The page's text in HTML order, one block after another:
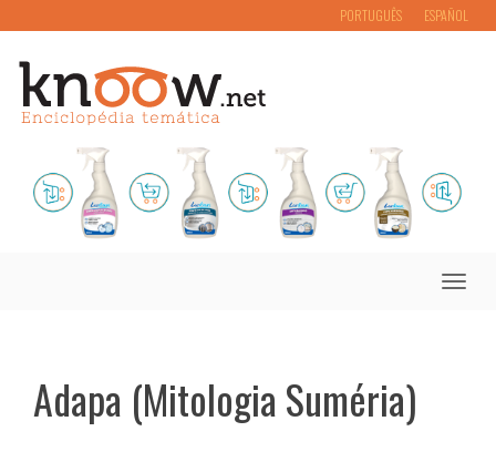
PORTUGUÊS ESPAÑOL
Toggle
Adapa (Mitologia Suméria)